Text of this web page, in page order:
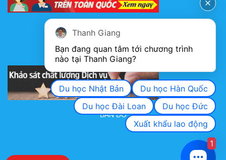
KHẢO SÁT CHẤT LƯỢNG DỊCH VỤ
BẢN ĐỒ
Thanh Giang
Bạn đang quan tâm tới chương trình
nào tại Thanh Giang?
Du học Nhật Bản
Du học Hàn Quốc
Du học Đài Loan
Du học Đức
Xuất khẩu lao động
1